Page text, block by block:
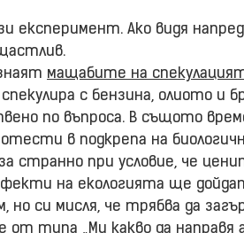
експеримент. Ако видя
мащабите на
спекулира с бензина, олиото и
по въпроса. В същото
в подкрепа на
странно при условие, че
на екологията ще
но си мисля, че трябва да
от типа „Ми какво да направя